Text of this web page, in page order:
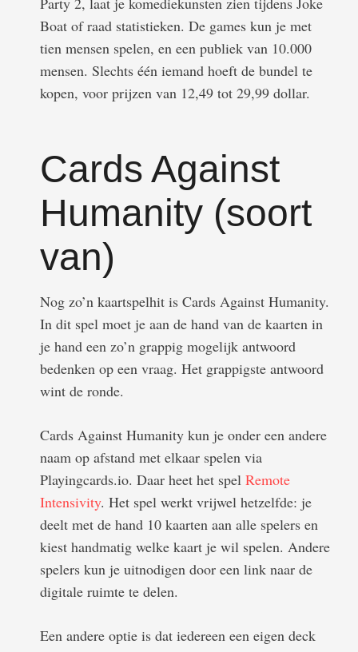
Boat of raad statistieken. De games kun je met
tien mensen spelen, en een publiek van 10.000
mensen. Slechts één iemand hoeft de bundel te
kopen, voor prijzen van 12,49 tot 29,99 dollar.
Cards Against
Humanity (soort
van)
Nog zo’n kaartspelhit is Cards Against Humanity.
In dit spel moet je aan de hand van de kaarten in
je hand een zo’n grappig mogelijk antwoord
bedenken op een vraag. Het grappigste antwoord
wint de ronde.
Cards Against Humanity kun je onder een andere
naam op afstand met elkaar spelen via
Playingcards.io. Daar heet het spel Remote
Intensivity. Het spel werkt vrijwel hetzelfde: je
deelt met de hand 10 kaarten aan alle spelers en
kiest handmatig welke kaart je wil spelen. Andere
spelers kun je uitnodigen door een link naar de
digitale ruimte te delen.
Een andere optie is dat iedereen een eigen deck